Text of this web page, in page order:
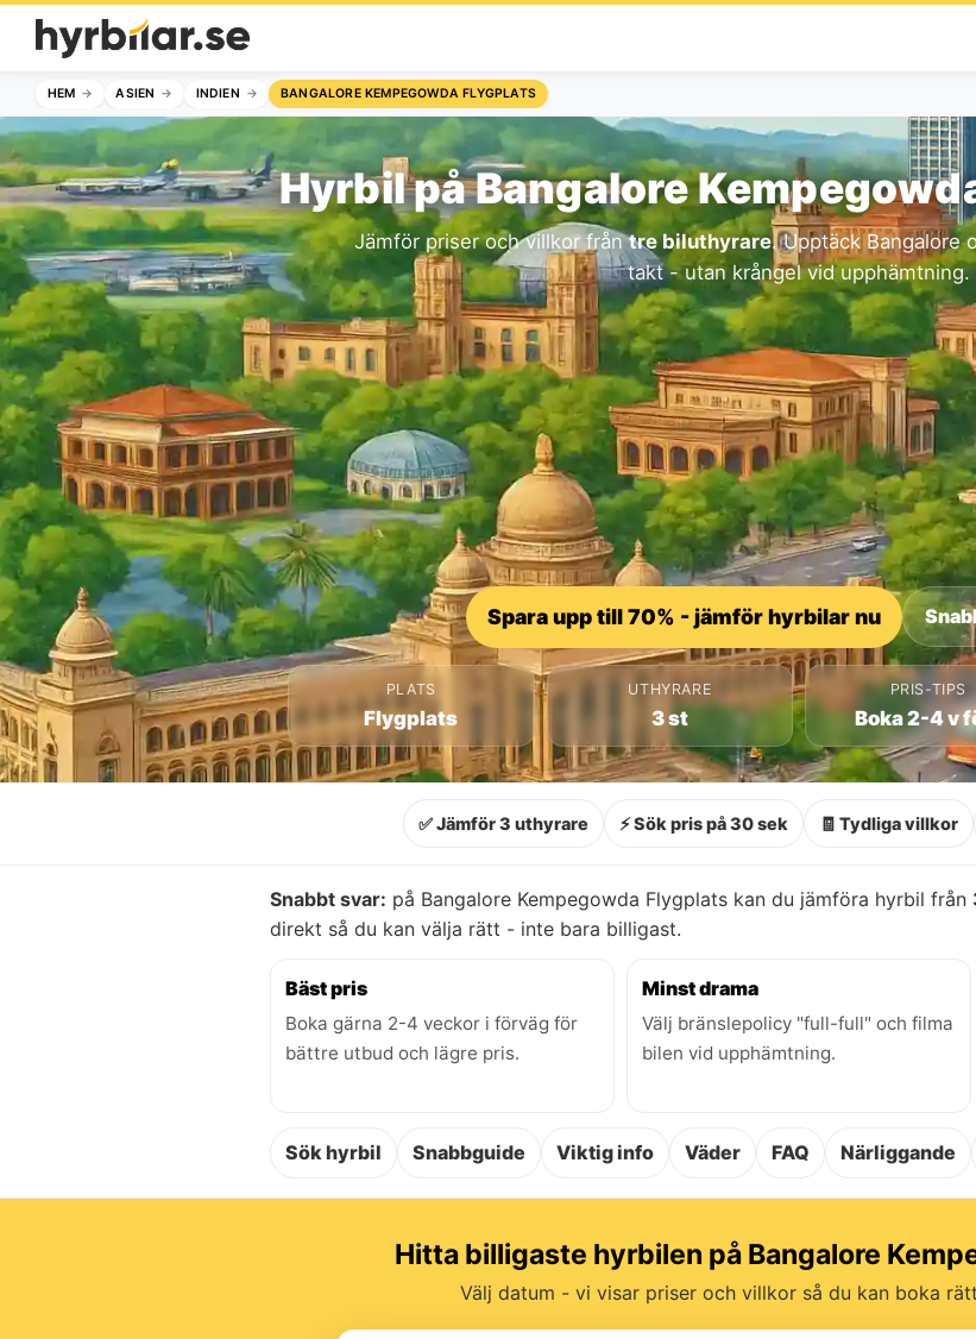
HEM ASIEN INDIEN BANGALORE KEMPEGOWDA FLYGPLATS
Hyrbil på Bangalore
Jämför priser och villkor fråntre biluthyrare. Upptäck Bangalore
takt - utan krångel vid upphämtning.
Spara upp till 70% - jämför hyrbilar nu
PLATS
Flygplats
UTHYRARE
3 st
PRIS-TIPS
Boka 2-4 v
✅ Jämför 3 uthyrare ⚡ Sök pris på 30 sek 🧾 Tydliga villkor
Snabbt svar: på Bangalore Kempegowda Flygplats kan du jämföra hyrbil från
direkt så du kan välja rätt - inte bara billigast.
Bäst pris
Boka gärna 2-4 veckor i förväg för
bättre utbud och lägre pris.
Minst drama
Välj bränslepolicy "full-full" och filma
bilen vid upphämtning.
Sök hyrbil Snabbguide Viktig info Väder FAQ Närliggande
Hitta billigaste hyrbilen på Bangalore
Välj datum - vi visar priser och villkor så du kan boka